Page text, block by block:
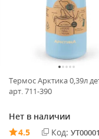
Термос Арктика 0,39л
арт. 711-390
Нет в наличии
4.5
Код: